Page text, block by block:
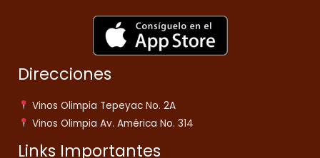
Direcciones
Vinos Olimpia Tepeyac No. 2A
Vinos Olimpia Av. América No. 314
Links Importantes